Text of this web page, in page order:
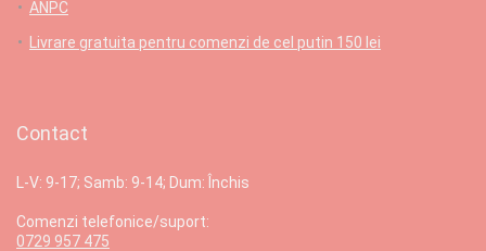
ANPC
Livrare gratuita pentru comenzi de cel putin 150 lei
Contact
L-V: 9-17; Samb: 9-14; Dum: Închis
Comenzi telefonice/suport:
0729 957 475